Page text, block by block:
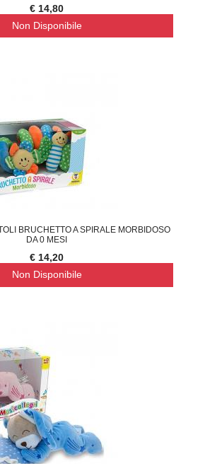
€ 14,80
Non Disponibile
BRUCHETTO A SPIRALE MORBIDOSO
DA 0 MESI
€ 14,20
Non Disponibile